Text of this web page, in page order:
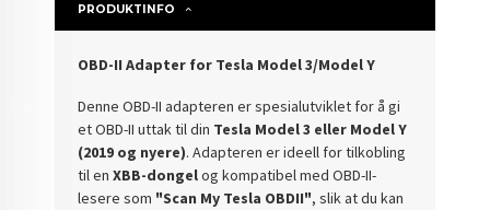
PRODUKTINFO
OBD-II Adapter for Tesla Model 3/Model Y
Denne OBD-II adapteren er spesialutviklet for å gi
et OBD-II uttak til din Tesla Model 3 eller Model Y
(2019 og nyere). Adapteren er ideell for tilkobling
til enXBB-dongelog kompatibel med OBD-II-
lesere som "Scan My Tesla OBDII", slik at du kan